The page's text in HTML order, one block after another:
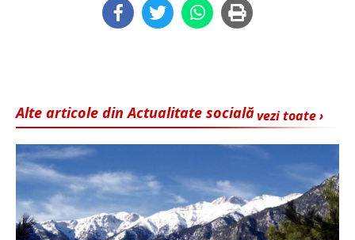
vezi toate ›
Alte articole din Actualitate socială